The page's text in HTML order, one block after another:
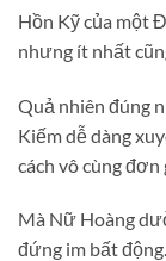
Hồn Kỹ của một
nhưng ít nhất
Quả nhiên đúng
Kiếm dễ dàng
cách vô cùng đơn
Mà Nữ Hoàng
đứng im bất động.